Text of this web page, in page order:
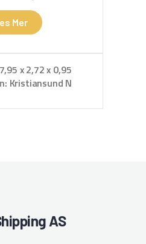
Mer
x 2,72 x 0,95
Kristiansund N
AS